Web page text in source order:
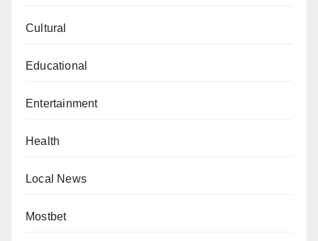
Cultural
Educational
Entertainment
Health
Local News
Mostbet